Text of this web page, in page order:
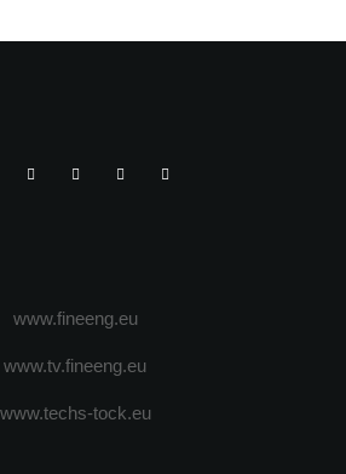
www.fineeng.eu
www.tv.fineeng.eu
www.techs-tock.eu